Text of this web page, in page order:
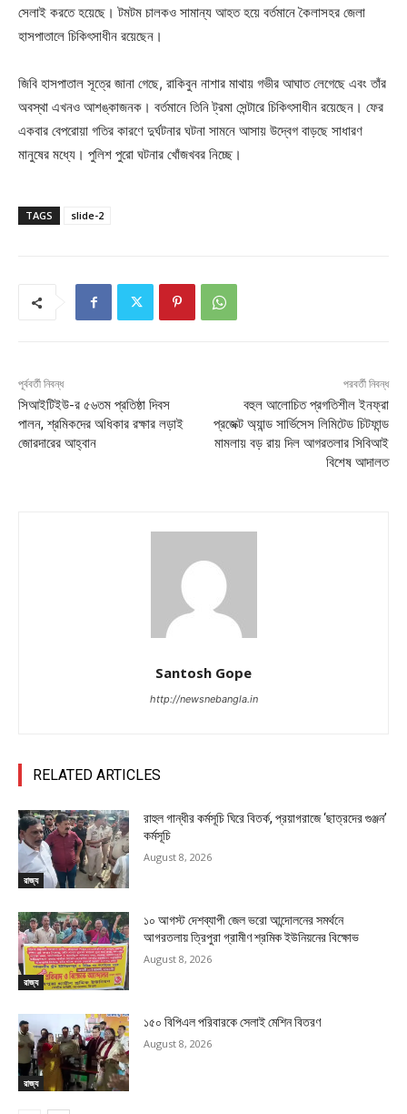
সেলাই করতে হয়েছে। টমটম চালকও সামান্য আহত হয়ে বর্তমানে কৈলাসহর জেলা
হাসপাতালে চিকিৎসাধীন রয়েছেন।
জিবি হাসপাতাল সূত্রে জানা গেছে, রাকিবুন নাশার মাথায় গভীর আঘাত লেগেছে এবং তাঁর
অবস্থা এখনও আশঙ্কাজনক। বর্তমানে তিনি ট্রমা সেন্টারে চিকিৎসাধীন রয়েছেন। ফের
একবার বেপরোয়া গতির কারণে দুর্ঘটনার ঘটনা সামনে আসায় উদ্বেগ বাড়ছে সাধারণ
মানুষের মধ্যে। পুলিশ পুরো ঘটনার খোঁজখবর নিচ্ছে।
TAGS slide-2
পূর্ববর্তী নিবন্ধ
সিআইটিইউ-র ৫৬তম প্রতিষ্ঠা দিবস
পালন, শ্রমিকদের অধিকার রক্ষার লড়াই
জোরদারের আহ্বান
পরবর্তী নিবন্ধ
বহুল আলোচিত প্রগতিশীল ইনফ্রা
প্রজেক্ট অ্যান্ড সার্ভিসেস লিমিটেড চিটফান্ড
মামলায় বড় রায় দিল আগরতলার সিবিআই
বিশেষ আদালত
Santosh Gope
http://newsnebangla.in
RELATED ARTICLES
রাজ্য
রাহুল গান্ধীর কর্মসূচি ঘিরে বিতর্ক, প্রয়াগরাজে ‘ছাত্রদের গুঞ্জন’
কর্মসূচি
August 8, 2026
রাজ্য
১০ আগস্ট দেশব্যাপী জেল ভরো আন্দোলনের সমর্থনে
আগরতলায় ত্রিপুরা গ্রামীণ শ্রমিক ইউনিয়নের বিক্ষোভ
August 8, 2026
রাজ্য
১৫০ বিপিএল পরিবারকে সেলাই মেশিন বিতরণ
August 8, 2026